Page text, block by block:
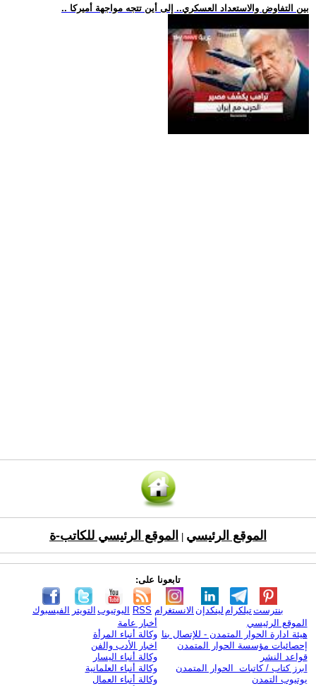
.. بين التفاوض والاستعداد العسكري.. إلى أين تتجه مواجهة أميركا
الموقع الرئيسي الموقع الرئيسي للكاتب-ة
تابعونا على:
الفيسبوك التويتر اليوتيوب RSS الانستغرام لينكدإن تيلكرامبنترست
الموقع الرئيسي
هيئة ادارة الحوار المتمدن - للإتصال بنا
إحصائيات مؤسسة الحوار المتمدن
قواعد النشر
ابرز كتاب / كاتبات الحوار المتمدن
يوتيوب التمدن
أخبار عامة
وكالة أنباء المرأة
اخبار الأدب والفن
وكالة أنباء اليسار
وكالة أنباء العلمانية
وكالة أنباء العمال